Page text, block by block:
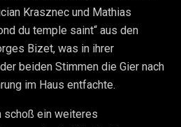
Krasznec und Mathias
du temple saint“ aus den
Bizet, was in ihrer
beiden Stimmen die Gier nach
im Haus entfachte.
schoß ein weiteres